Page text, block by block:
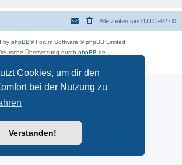
Cookies, um dir den
bei der Nutzung zu
Verstanden!
Alle Zeiten sind UTC+02:00
by phpBB® Forum Software © phpBB Limited
Übersetzung durch phpBB.de